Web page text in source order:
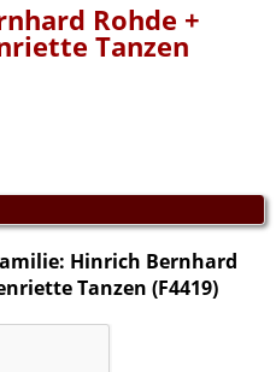
Rohde +
Tanzen
Hinrich Bernhard
Tanzen (F4419)